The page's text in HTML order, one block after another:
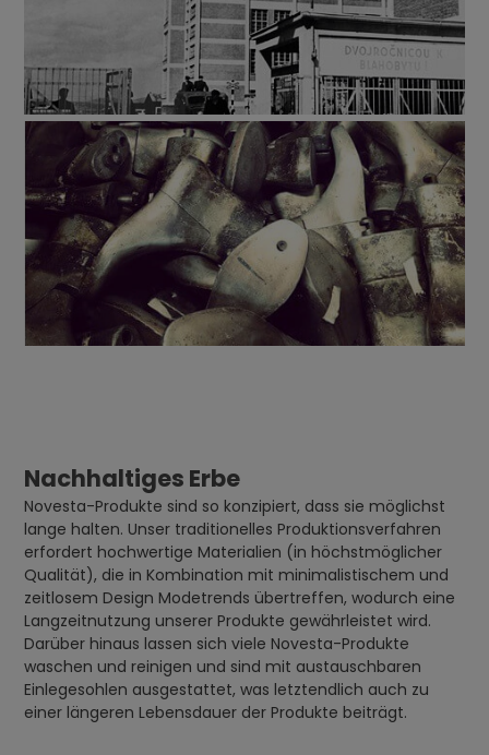
Nachhaltiges Erbe
Novesta-Produkte sind so konzipiert, dass sie möglichst
lange halten. Unser traditionelles Produktionsverfahren
erfordert hochwertige Materialien (in höchstmöglicher
Qualität), die in Kombination mit minimalistischem und
zeitlosem Design Modetrends übertreffen, wodurch eine
Langzeitnutzung unserer Produkte gewährleistet wird.
Darüber hinaus lassen sich viele Novesta-Produkte
waschen und reinigen und sind mit austauschbaren
Einlegesohlen ausgestattet, was letztendlich auch zu
einer längeren Lebensdauer der Produkte beiträgt.